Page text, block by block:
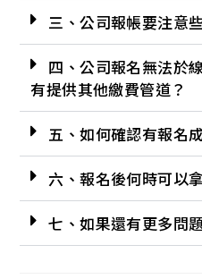
三、公司報帳要注意
四、公司報名無法於
有提供其他繳費管道？
五、如何確認有報名
六、報名後何時可以
七、如果還有更多問